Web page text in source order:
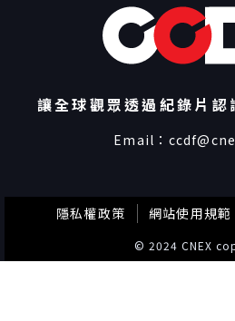
讓全球觀眾透過紀錄片認
Email：
© 2024 CNEX
隱私權政策 網站使用規範